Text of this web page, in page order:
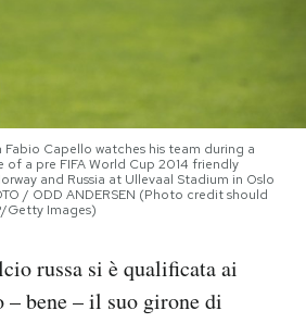
Fabio Capello watches his team during a
of a pre FIFA World Cup 2014 friendly
and Russia at Ullevaal Stadium in Oslo
/ ODD ANDERSEN (Photo credit should
Getty Images)
russa si è qualificata ai
– bene – il suo girone di